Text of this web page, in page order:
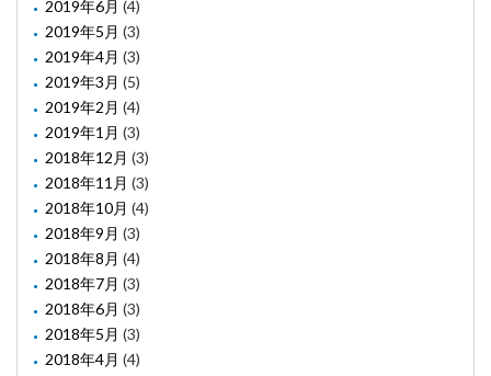
2019年6月 (4)
2019年5月 (3)
2019年4月 (3)
2019年3月 (5)
2019年2月 (4)
2019年1月 (3)
2018年12月 (3)
2018年11月 (3)
2018年10月 (4)
2018年9月 (3)
2018年8月 (4)
2018年7月 (3)
2018年6月 (3)
2018年5月 (3)
2018年4月 (4)